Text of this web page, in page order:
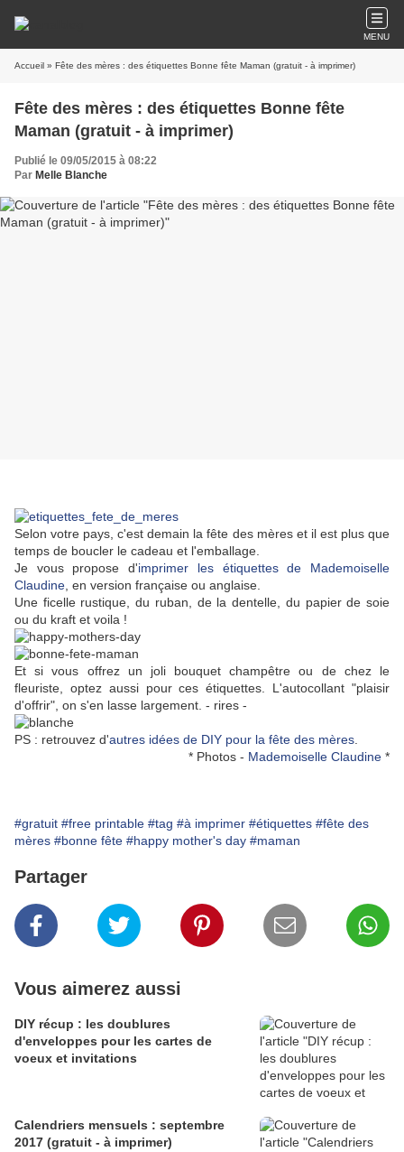
MENU
Accueil » Fête des mères : des étiquettes Bonne fête Maman (gratuit - à imprimer)
Fête des mères : des étiquettes Bonne fête
Maman (gratuit - à imprimer)
Publié le 09/05/2015 à 08:22
Par Melle Blanche
Selon votre pays, c'est demain la fête des mères et il est plus que
temps de boucler le cadeau et l'emballage.
Je vous propose d'imprimer les étiquettes de Mademoiselle
Claudine , en version française ou anglaise.
Une ficelle rustique, du ruban, de la dentelle, du papier de soie
ou du kraft et voila !
Et si vous offrez un joli bouquet champêtre ou de chez le
fleuriste, optez aussi pour ces étiquettes. L'autocollant "plaisir
d'offrir", on s'en lasse largement. - rires -
PS : retrouvez d'autres idées de DIY pour la fête des mères
* Photos - Mademoiselle Claudine *
#gratuit #free printable #tag #à imprimer #étiquettes #fête des
mères #bonne fête #happy mother's day #maman
Partager
Vous aimerez aussi
DIY récup : les doublures
d'enveloppes pour les cartes de
voeux et invitations
Calendriers mensuels : septembre
2017 (gratuit - à imprimer)